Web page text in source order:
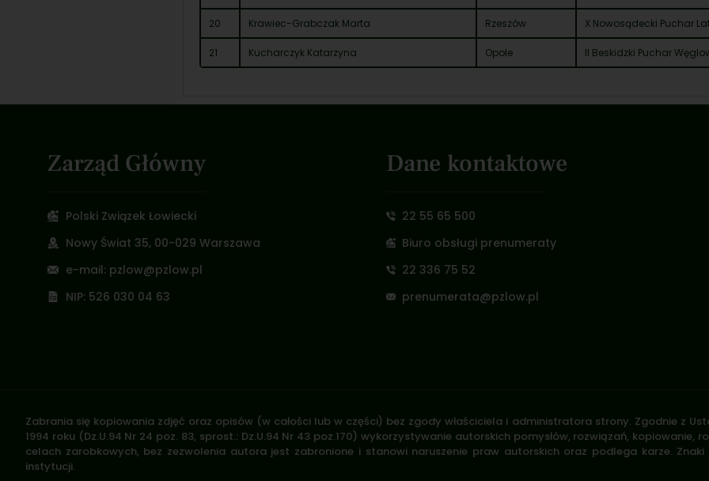
20 Krawiec-Grabczak Marta Rzeszów X Nowosądecki Puchar
21 Kucharczyk Katarzyna Opole II Beskidzki Puchar
Zarząd Główny
Polski Związek Łowiecki
Nowy Świat 35, 00-029 Warszawa
e-mail: pzlow@pzlow.pl
NIP: 526 030 04 63
Dane kontaktowe
22 55 65 500
Biuro obsługi prenumeraty
22 336 75 52
prenumerata@pzlow.pl
Zabrania się kopiowania zdjęć oraz opisów (w całości lub w części) bez zgody właściciela i administratora strony. Zgodnie z
1994 roku (Dz.U.94 Nr 24 poz. 83, sprost.: Dz.U.94 Nr 43 poz.170) wykorzystywanie autorskich pomysłów, rozwiązań,
celach zarobkowych, bez zezwolenia autora jest zabronione i stanowi naruszenie praw autorskich oraz podlega karze.
instytucji.